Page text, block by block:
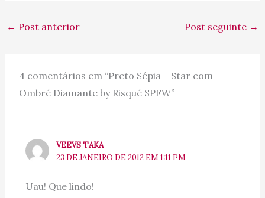
← Post anterior Post seguinte →
4 comentários em “Preto Sépia + Star com
Ombré Diamante by Risqué SPFW”
VEEVS TAKA
23 DE JANEIRO DE 2012 EM 1:11 PM
Uau! Que lindo!